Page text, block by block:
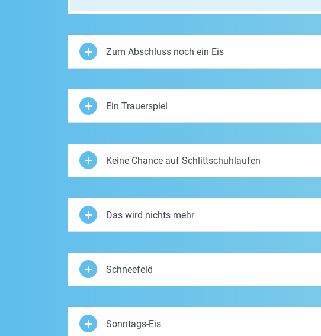
Zum Abschluss noch ein Eis
Ein Trauerspiel
Keine Chance auf Schlittschuhlaufen
Das wird nichts mehr
Schneefeld
Sonntags-Eis